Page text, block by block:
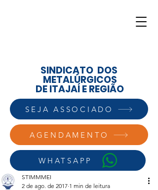
AGENDAMENTO
WHATSAPP
SINDICATO DOS
METALÚRGICOS
DE ITAJAÍ E REGIÃO
SEJA ASSOCIADO
STIMMMEI
2 de ago. de 2017 1 min de leitura